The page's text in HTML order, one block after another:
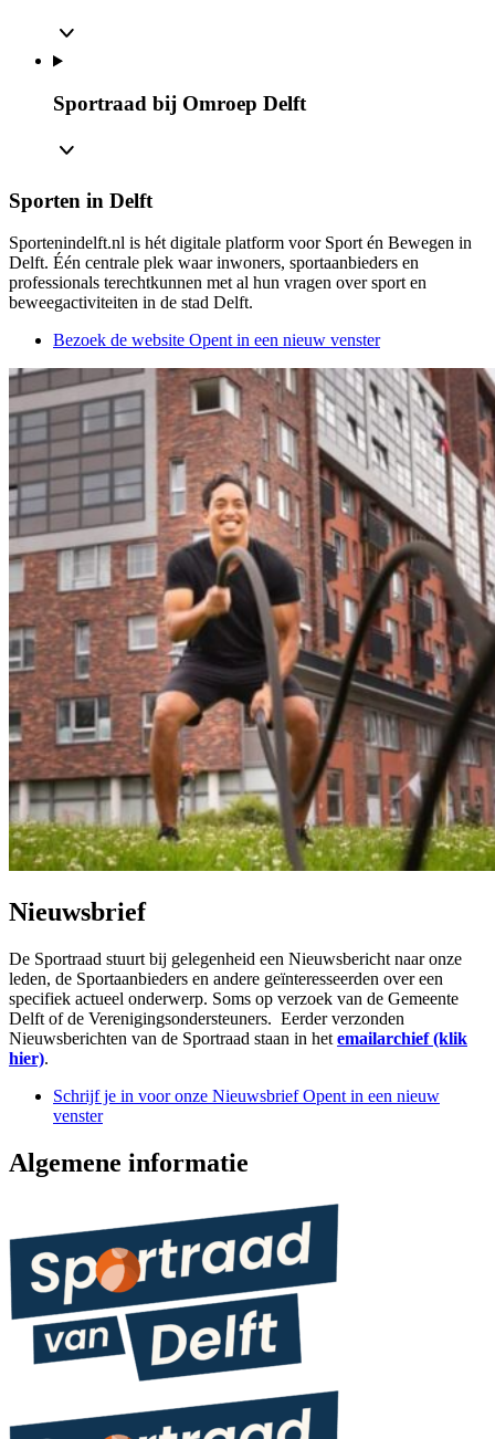
Sportraad bij Omroep Delft
Sporten in Delft
Sportenindelft.nl is hét digitale platform voor Sport én Bewegen in
Delft. Één centrale plek waar inwoners, sportaanbieders en
professionals terechtkunnen met al hun vragen over sport en
beweegactiviteiten in de stad Delft.
Bezoek de website Opent in een nieuw venster
Nieuwsbrief
De Sportraad stuurt bij gelegenheid een Nieuwsbericht naar onze
leden, de Sportaanbieders en andere geïnteresseerden over een
specifiek actueel onderwerp. Soms op verzoek van de Gemeente
Delft of de Verenigingsondersteuners. Eerder verzonden
Nieuwsberichten van de Sportraad staan in het emailarchief(klik
hier).
Schrijf je in voor onze NieuwsbriefOpent in een nieuw
venster
Algemene informatie